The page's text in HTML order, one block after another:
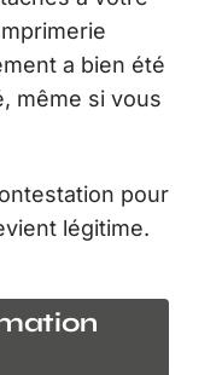
a bien été
même si vous
pour
légitime.